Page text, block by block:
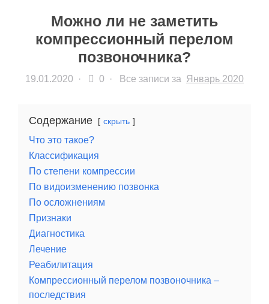
Можно ли не заметить
компрессионный перелом
позвоночника?
19.01.2020 · 0 · Все записи за Январь 2020
Содержание скрыть
Что это такое?
Классификация
По степени компрессии
По видоизменению позвонка
По осложнениям
Признаки
Диагностика
Лечение
Реабилитация
Компрессионный перелом позвоночника –
последствия